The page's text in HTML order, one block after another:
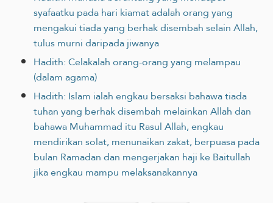
syafaatku pada hari kiamat adalah orang yang
mengakui tiada yang berhak disembah selain Allah,
tulus murni daripada jiwanya
Hadith: Celakalah orang-orang yang melampau
(dalam agama)
Hadith: Islam ialah engkau bersaksi bahawa tiada
tuhan yang berhak disembah melainkan Allah dan
bahawa Muhammad itu Rasul Allah, engkau
mendirikan solat, menunaikan zakat, berpuasa pada
bulan Ramadan dan mengerjakan haji ke Baitullah
jika engkau mampu melaksanakannya